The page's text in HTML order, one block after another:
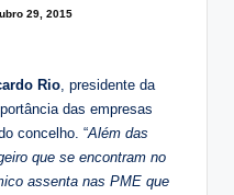
29, 2015
Rio , presidente da
das empresas
concelho. “Além das
que se encontram no
assenta nas PME que